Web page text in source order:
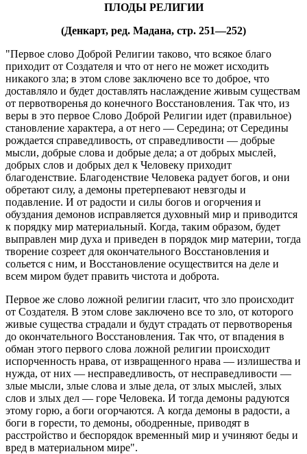
ПЛОДЫ РЕЛИГИИ
(Денкарт, ред. Мадана, стр. 251—252)
"Первое слово Доброй Религии таково, что всякое благо
приходит от Создателя и что от него не может исходить
никакого зла; в этом слове заключено все то доброе, что
доставляло и будет доставлять наслаждение живым существам
от первотворенья до конечного Восстановления. Так что, из
веры в это первое Слово Доброй Религии идет (правильное)
становление характера, а от него — Середина; от Середины
рождается справедливость, от справедливости — добрые
мысли, добрые слова и добрые дела; а от добрых мыслей,
добрых слов и добрых дел к Человеку приходит
благоденствие. Благоденствие Человека радует богов, и они
обретают силу, а демоны претерпевают невзгоды и
подавление. И от радости и силы богов и огорчения и
обуздания демонов исправляется духовный мир и приводится
к порядку мир материальный. Когда, таким образом, будет
выправлен мир духа и приведен в порядок мир материи, тогда
творение созреет для окончательного Восстановления и
сольется с ним, и Восстановление осуществится на деле и
всем миром будет править чистота и доброта.
Первое же слово ложной религии гласит, что зло происходит
от Создателя. В этом слове заключено все то зло, от которого
живые существа страдали и будут страдать от первотворенья
до окончательного Восстановления. Так что, от впадения в
обман этого первого слова ложной религии происходит
испорченность нрава, от извращенного нрава — излишества и
нужда, от них — несправедливость, от несправедливости —
злые мысли, злые слова и злые дела, от злых мыслей, злых
слов и злых дел — горе Человека. И тогда демоны радуются
этому горю, а боги огорчаются. А когда демоны в радости, а
боги в горести, то демоны, ободренные, приводят в
расстройство и беспорядок временный мир и учиняют беды и
вред в материальном мире".